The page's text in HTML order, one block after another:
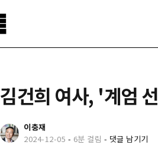
김건희 여사, '계엄
이충재
2024-12-05 - 6분 걸림 - 댓글 남기기